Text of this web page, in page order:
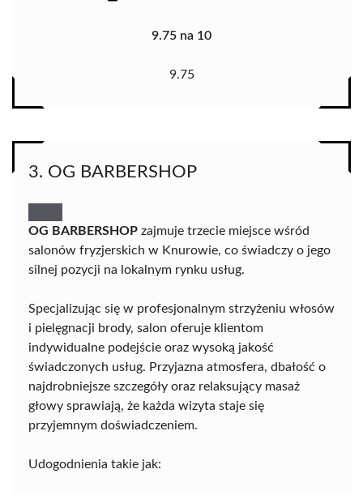
9.75 na 10
9.75
3. OG BARBERSHOP
OG BARBERSHOP zajmuje trzecie miejsce wśród
salonów fryzjerskich w Knurowie, co świadczy o jego
silnej pozycji na lokalnym rynku usług.
Specjalizując się w profesjonalnym strzyżeniu włosów
i pielęgnacji brody, salon oferuje klientom
indywidualne podejście oraz wysoką jakość
świadczonych usług. Przyjazna atmosfera, dbałość o
najdrobniejsze szczegóły oraz relaksujący masaż
głowy sprawiają, że każda wizyta staje się
przyjemnym doświadczeniem.
Udogodnienia takie jak: